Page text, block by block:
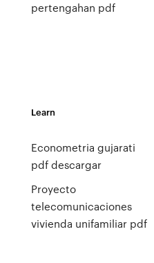
pertengahan pdf
Learn
Econometria gujarati
pdf descargar
Proyecto
telecomunicaciones
vivienda unifamiliar pdf